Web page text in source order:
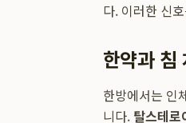
다. 이러한 신
한약과 침
한방에서는 인
니다. 탈스테로